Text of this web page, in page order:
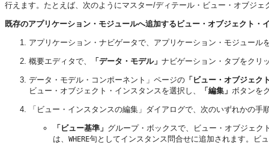
行えます。たとえば、次のようにマスター/ディテール・ビュー・オブジ
既存のアプリケーション・モジュールへ追加するビュー・オブジェクト・
アプリケーション・ナビゲータで、アプリケーション・モジュール
概要エディタで、 「データ・モデル」 ナビゲーション・タブをクリ
データ・モデル・コンポーネント」ページの 「ビュー・オブジェク
ビュー・オブジェクト・インスタンスを選択し、
「編集」 ボタンを
「ビュー・インスタンスの編集」ダイアログで、次のいずれかの手
「ビュー基準」 グループ・ボックスで、ビュー・オブジェ
は、 WHERE句としてインスタンス問合せに追加されます。ビ